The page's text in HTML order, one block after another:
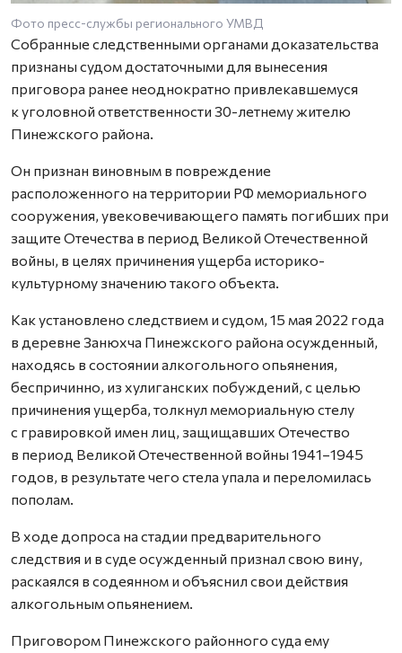
Фото пресс-службы регионального УМВД
Собранные следственными органами доказательства
признаны судом достаточными для вынесения
приговора ранее неоднократно привлекавшемуся
к уголовной ответственности 30-летнему жителю
Пинежского района.
Он признан виновным в повреждение
расположенного на территории РФ мемориального
сооружения, увековечивающего память погибших при
защите Отечества в период Великой Отечественной
войны, в целях причинения ущерба историко-
культурному значению такого объекта.
Как установлено следствием и судом, 15 мая 2022 года
в деревне Занюхча Пинежского района осужденный,
находясь в состоянии алкогольного опьянения,
беспричинно, из хулиганских побуждений, с целью
причинения ущерба, толкнул мемориальную стелу
с гравировкой имен лиц, защищавших Отечество
в период Великой Отечественной войны 1941–1945
годов, в результате чего стела упала и переломилась
пополам.
В ходе допроса на стадии предварительного
следствия и в суде осужденный признал свою вину,
раскаялся в содеянном и объяснил свои действия
алкогольным опьянением.
Приговором Пинежского районного суда ему